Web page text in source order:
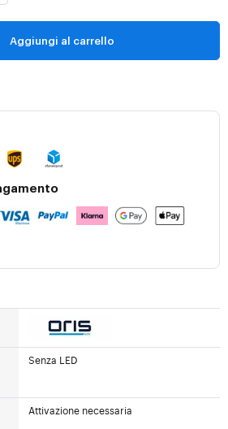
Aggiungi al carrello
Senza LED
Attivazione necessaria